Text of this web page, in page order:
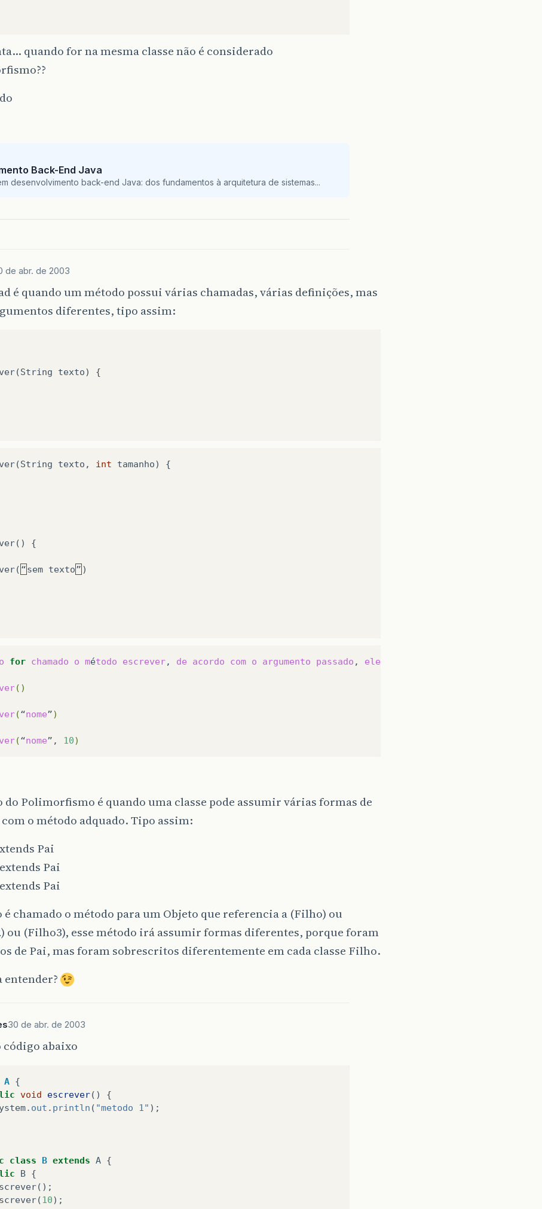
quando for na mesma classe não é considerado
Back-End Java
desenvolvimento back-end Java: dos fundamentos à arquitetura de sistemas...
de abr. de 2003
é quando um método possui várias chamadas, várias definições, mas
diferentes, tipo assim:
(String texto) {
(String texto , int tamanho) {
() {
( “sem texto” )
for chamado o método escrever, de acordo com o argumento passado , ele
()
(“nome”)
(“nome”, 10)
do Polimorfismo é quando uma classe pode assumir várias formas de
o método adquado. Tipo assim:
Pai
Pai
Pai
é chamado o método para um Objeto que referencia a (Filho) ou
ou (Filho3), esse método irá assumir formas diferentes, porque foram
de Pai, mas foram sobrescritos diferentemente em cada classe Filho.
entender?
30 de abr. de 2003
código abaixo
A {
void escrever()
{
. out . println ( "metodo 1" );
class B extends A {
B {
();
(10);